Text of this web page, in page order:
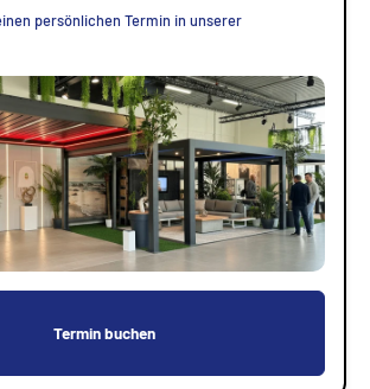
persönlichen Termin in unserer
Termin buchen